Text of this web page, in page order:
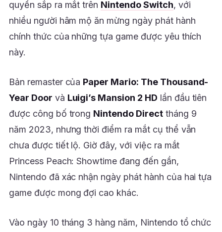
quyền sắp ra mắt trên Nintendo Switch, với
nhiều người hâm mộ ăn mừng ngày phát hành
chính thức của những tựa game được yêu thích
này.
Bản remaster của Paper Mario: The Thousand-
Year Door và Luigi’s Mansion 2 HD lần đầu tiên
được công bố trong Nintendo Directtháng 9
năm 2023, nhưng thời điểm ra mắt cụ thể vẫn
chưa được tiết lộ. Giờ đây, với việc ra mắt
Princess Peach: Showtime đang đến gần,
Nintendo đã xác nhận ngày phát hành của hai tựa
game được mong đợi cao khác.
Vào ngày 10 tháng 3 hàng năm, Nintendo tổ chức